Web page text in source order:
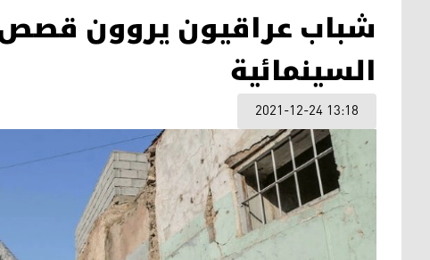
شباب عراقيون يروون
السينمائية
2021-12-24 13:18